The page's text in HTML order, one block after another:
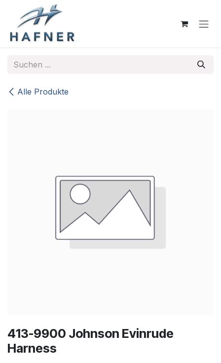
Zum Inhalt springen
Alle Produkte
413-9900 Johnson Evinrude
Harness